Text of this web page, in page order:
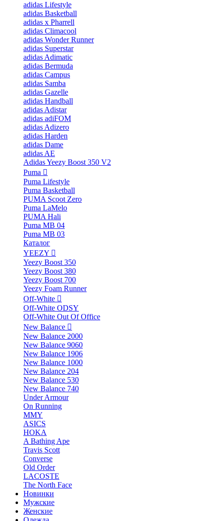
adidas Lifestyle
adidas Basketball
adidas x Pharrell
adidas Climacool
adidas Wonder Runner
adidas Superstar
adidas Adimatic
adidas Bermuda
adidas Campus
adidas Samba
adidas Gazelle
adidas Handball
adidas Adistar
adidas adiFOM
adidas Adizero
adidas Harden
adidas Dame
adidas AE
Adidas Yeezy Boost 350 V2
Puma
Puma Lifestyle
Puma Basketball
PUMA Scoot Zero
Puma LaMelo
PUMA Hali
Puma MB 04
Puma MB 03
Каталог
YEEZY
Yeezy Boost 350
Yeezy Boost 380
Yeezy Boost 700
Yeezy Foam Runner
Off-White
Off-White ODSY
Off-White Out Of Office
New Balance
New Balance 2000
New Balance 9060
New Balance 1906
New Balance 1000
New Balance 204
New Balance 530
New Balance 740
Under Armour
On Running
MMY
ASICS
HOKA
A Bathing Ape
Travis Scott
Converse
Old Order
LACOSTE
The North Face
Новинки
Мужские
Женские